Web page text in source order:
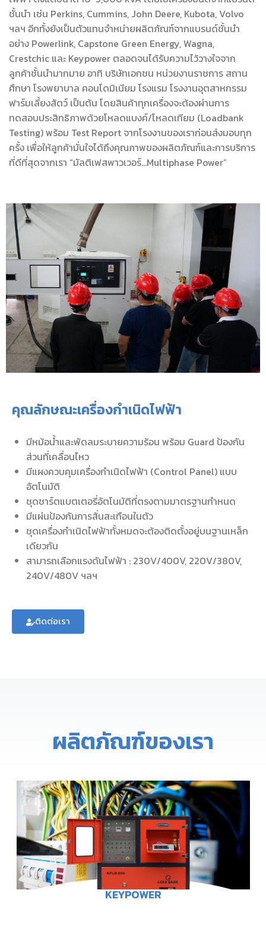
ชั้นนำ เช่น Perkins, Cummins, John Deere, Kubota, Volvo
ฯลฯ อีกทั้งยังเป็นตัวแทนจำหน่ายผลิตภัณฑ์จากแบรนด์ชั้นนำ
อย่าง Powerlink, Capstone Green Energy, Wagna,
Crestchic และ Keypower ตลอดจนได้รับความไว้วางใจจาก
ลูกค้าชั้นนำมากมาย อาทิ บริษัทเอกชน หน่วยงานราชการ สถาน
ศึกษา โรงพยาบาล คอนโดมิเนียม โรงแรม โรงงานอุตสาหกรรม
ฟาร์มเลี้ยงสัตว์ เป็นต้น โดยสินค้าทุกเครื่องจะต้องผ่านการ
ทดสอบประสิทธิภาพด้วยโหลดแบงค์/โหลดเทียม (Loadbank
Testing) พร้อม Test Report จากโรงงานของเราก่อนส่งมอบทุก
ครั้ง เพื่อให้ลูกค้ามั่นใจได้ถึงคุณภาพของผลิตภัณฑ์และการบริการ
ที่ดีที่สุดจากเรา “มัลติเฟสพาวเวอร์…Multiphase Power”
คุณลักษณะเครื่องกำเนิดไฟฟ้า
มีหม้อน้ำและพัดลมระบายความร้อน พร้อม Guard ป้องกัน
ส่วนที่เคลื่อนไหว
มีแผงควบคุมเครื่องกําเนิดไฟฟ้า (Control Panel) แบบ
อัตโนมัติ
ชุดชาร์ตแบตเตอรี่อัตโนมัติที่ตรงตามมาตรฐานกำหนด
มีแผ่นป้องกันการสั่นสะเทือนในตัว
ชุดเครื่องกำเนิดไฟฟ้าทั้งหมดจะต้องติดตั้งอยู่บนฐานเหล็ก
เดียวกัน
สามารถเลือกแรงดันไฟฟ้า : 230V/400V, 220V/380V,
240V/480V ฯลฯ
ติดต่อเรา
ผลิตภัณฑ์ของเรา
KEYPOWER